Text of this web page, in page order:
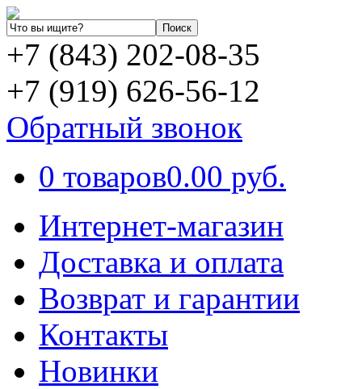
+7 (843) 202-08-35
+7 (919) 626-56-12
Обратный звонок
0 товаров0.00 руб.
Интернет-магазин
Доставка и оплата
Возврат и гарантии
Контакты
Новинки